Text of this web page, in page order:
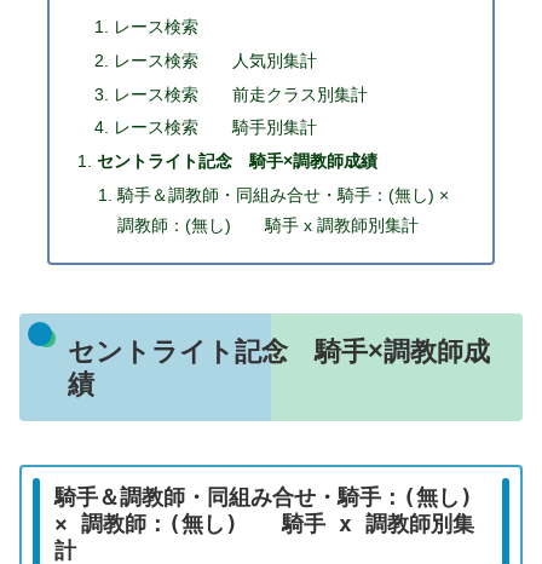
レース検索
レース検索 人気別集計
レース検索 前走クラス別集計
レース検索 騎手別集計
セントライト記念 騎手×調教師成績
騎手＆調教師・同組み合せ・騎手：(無し) ×
調教師：(無し) 騎手 x 調教師別集計
セントライト記念 騎手×調教師成
績
騎手＆調教師・同組み合せ・騎手：(無し)
× 調教師：(無し) 騎手 x 調教師別集
計